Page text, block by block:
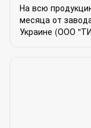
На всю
месяца от
Украине (ООО